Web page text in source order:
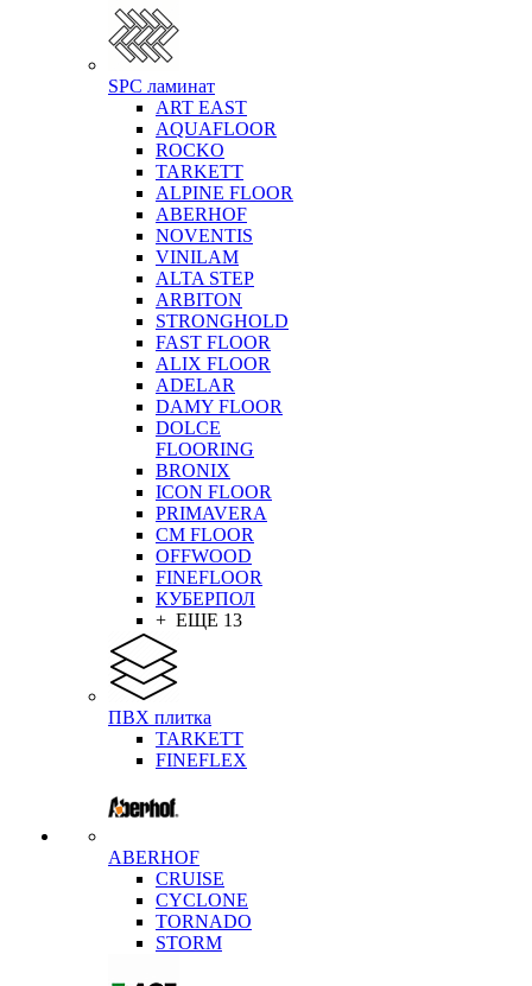
SPC ламинат
ART EAST
AQUAFLOOR
ROCKO
TARKETT
ALPINE FLOOR
ABERHOF
NOVENTIS
VINILAM
ALTA STEP
ARBITON
STRONGHOLD
FAST FLOOR
ALIX FLOOR
ADELAR
DAMY FLOOR
DOLCE
FLOORING
BRONIX
ICON FLOOR
PRIMAVERA
CM FLOOR
OFFWOOD
FINEFLOOR
КУБЕРПОЛ
+ ЕЩЕ 13
ПВХ плитка
TARKETT
FINEFLEX
ABERHOF
CRUISE
CYCLONE
TORNADO
STORM